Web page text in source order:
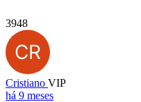
3948
Cristiano VIP
há 9 meses